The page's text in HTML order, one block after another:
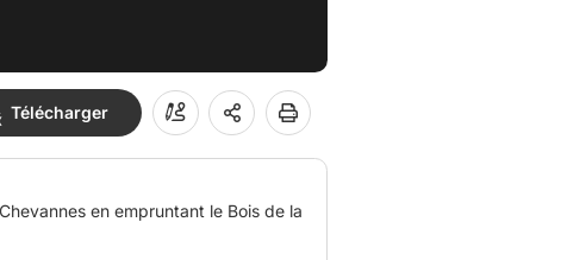
Télécharger
en empruntant le Bois de la